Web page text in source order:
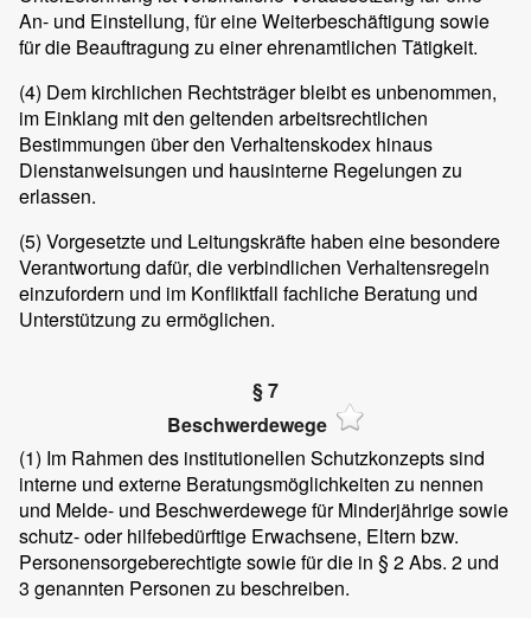
An- und Einstellung, für eine Weiterbeschäftigung sowie
für die Beauftragung zu einer ehrenamtlichen Tätigkeit.
(4) Dem kirchlichen Rechtsträger bleibt es unbenommen,
im Einklang mit den geltenden arbeitsrechtlichen
Bestimmungen über den Verhaltenskodex hinaus
Dienstanweisungen und hausinterne Regelungen zu
erlassen.
(5) Vorgesetzte und Leitungskräfte haben eine besondere
Verantwortung dafür, die verbindlichen Verhaltensregeln
einzufordern und im Konfliktfall fachliche Beratung und
Unterstützung zu ermöglichen.
§ 7
Beschwerdewege
(1) Im Rahmen des institutionellen Schutzkonzepts sind
interne und externe Beratungsmöglichkeiten zu nennen
und Melde- und Beschwerdewege für Minderjährige sowie
schutz- oder hilfebedürftige Erwachsene, Eltern bzw.
Personensorgeberechtigte sowie für die in § 2 Abs. 2 und
3 genannten Personen zu beschreiben.